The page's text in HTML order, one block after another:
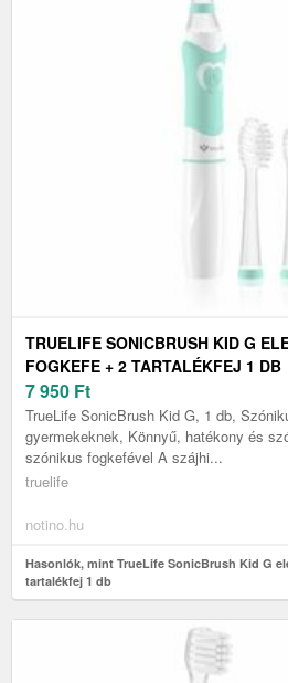
TRUELIFE SONICBRUSH KID G
FOGKEFE + 2 TARTALÉKFEJ 1 DB
7 950 Ft
TrueLife SonicBrush Kid G, 1 db,
gyermekeknek, Könnyű, hatékony és
szónikus fogkefével A szájhi...
truelife
notino.hu
Hasonlók, mint TrueLife SonicBrush Kid G
tartalékfej 1 db